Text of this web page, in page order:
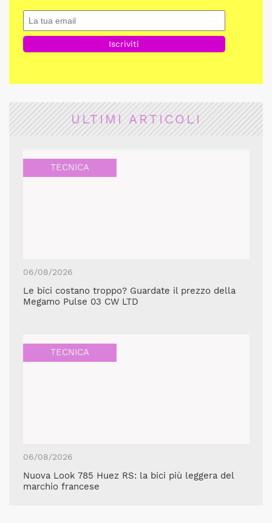
ULTIMI ARTICOLI
TECNICA
06/08/2026
Le bici costano troppo? Guardate il prezzo della
Megamo Pulse 03 CW LTD
TECNICA
06/08/2026
Nuova Look 785 Huez RS: la bici più leggera del
marchio francese